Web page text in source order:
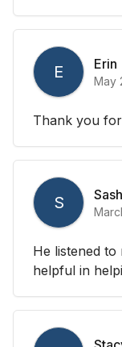
E Erin
May
Thank you
S
He listened
helpful in